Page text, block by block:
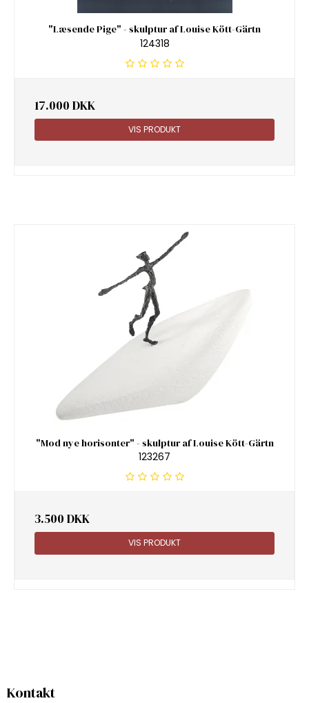
"Læsende Pige" - skulptur af Louise Kött-Gärtn
124318
17.000 DKK
VIS PRODUKT
"Mod nye horisonter" - skulptur af Louise Kött-Gärtn
123267
3.500 DKK
VIS PRODUKT
Kontakt